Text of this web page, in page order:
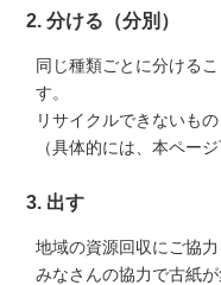
2. 分ける（分別）
同じ種類ごとに分ける
す。
リサイクルできないも
（具体的には、本ペー
3. 出す
地域の資源回収にご協力
みなさんの協力で古紙